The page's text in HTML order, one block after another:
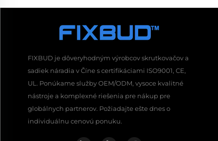
FIXBUD je dôveryhodným výrobcov skrutkovačov a
sadiek náradia v Číne s certifikáciami ISO9001, CE,
UL. Ponúkame služby OEM/ODM, vysoce kvalitné
nástroje a komplexné riešenia pre nákup pre
globálnych partnerov. Požiadajte ešte dnes o
individuálnu cenovú ponuku.